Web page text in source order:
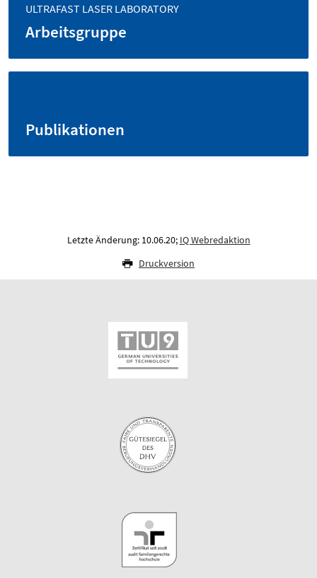
ULTRAFAST LASER LABORATORY
Arbeitsgruppe
Publikationen
Letzte Änderung: 10.06.20; IQ Webredaktion
Druckversion